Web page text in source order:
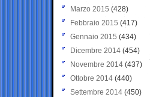
Marzo 2015 (428)
Febbraio 2015 (417)
Gennaio 2015 (434)
Dicembre 2014 (454)
Novembre 2014 (437)
Ottobre 2014 (440)
Settembre 2014 (450)